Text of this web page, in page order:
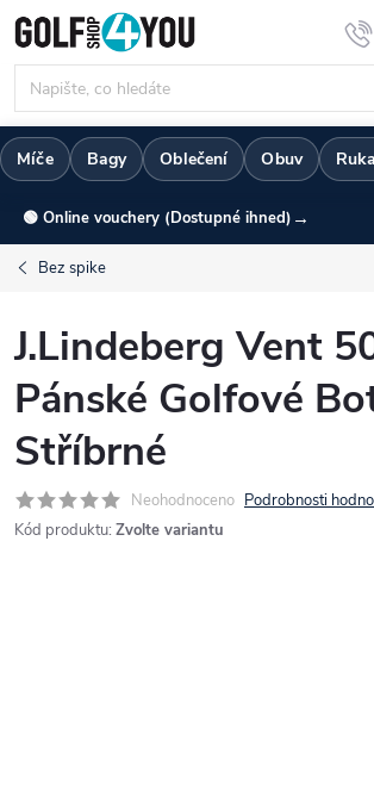
Přejít
na
obsah
Míče Bagy Oblečení Obuv
🟢 Online vouchery (Dostupné ihned) →
Bez spike
J.Lindeberg Vent
Pánské Golfové
Stříbrné
Neohodnoceno Podrobnosti
Kód produktu: Zvolte variantu